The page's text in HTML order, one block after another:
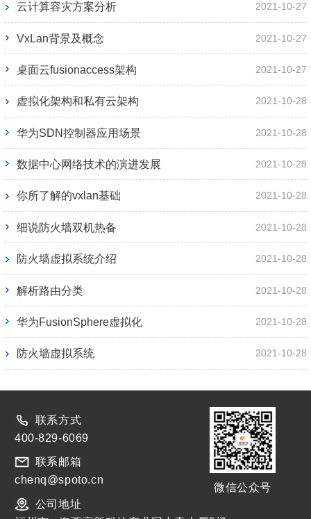
云计算容灾方案分析 2021-10-27
VxLan背景及概念 2021-10-27
桌面云fusionaccess架构 2021-10-27
虚拟化架构和私有云架构 2021-10-28
华为SDN控制器应用场景 2021-10-28
数据中心网络技术的演进发展 2021-10-28
你所了解的vxlan基础 2021-10-28
细说防火墙双机热备 2021-10-28
防火墙虚拟系统介绍 2021-10-28
解析路由分类 2021-10-28
华为FusionSphere虚拟化 2021-10-28
防火墙虚拟系统 2021-10-28
联系方式
400-829-6069
联系邮箱
chenq@spoto.cn
公司地址
微信公众号